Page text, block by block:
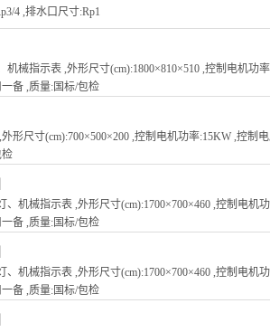
4 ,排水口尺寸:Rp1
械指示表 ,外形尺寸(cm):1800×810×510 ,控制电机功
备 ,质量:国标/包检
形尺寸(cm):700×500×200 ,控制电机功率:15KW ,控制
检
机械指示表 ,外形尺寸(cm):1700×700×460 ,控制电机
备 ,质量:国标/包检
机械指示表 ,外形尺寸(cm):1700×700×460 ,控制电机
备 ,质量:国标/包检